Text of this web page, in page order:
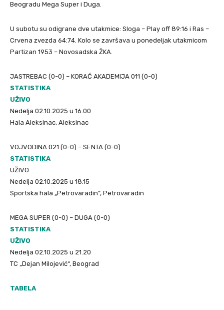
Beogradu Mega Super i Duga.
U subotu su odigrane dve utakmice: Sloga – Play off 89:16 i Ras –
Crvena zvezda 64:74. Kolo se završava u ponedeljak utakmicom
Partizan 1953 – Novosadska ŽKA.
JASTREBAC (0-0) – KORAĆ AKADEMIJA 011 (0-0)
STATISTIKA
UŽIVO
Nedelja 02.10.2025 u 16.00
Hala Aleksinac, Aleksinac
VOJVODINA 021 (0-0) – SENTA (0-0)
STATISTIKA
UŽIVO
Nedelja 02.10.2025 u 18.15
Sportska hala „Petrovaradin“, Petrovaradin
MEGA SUPER (0-0) – DUGA (0-0)
STATISTIKA
UŽIVO
Nedelja 02.10.2025 u 21.20
TC „Dejan Milojević“, Beograd
TABELA